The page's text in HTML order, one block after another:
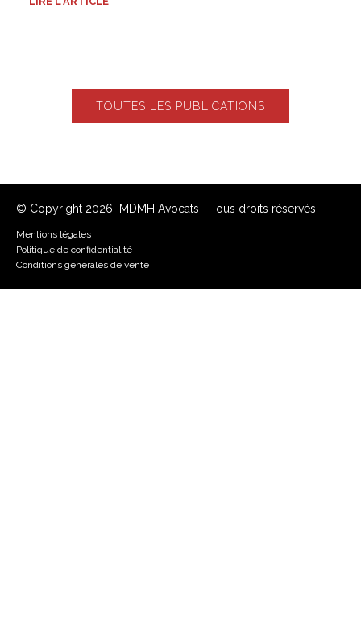
TOUTES LES PUBLICATIONS
© Copyright 2026 MDMH Avocats - Tous droits réservés
Mentions légales
Politique de confidentialité
Conditions générales de vente